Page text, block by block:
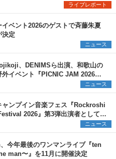
1st Oneman Live はじまりの夏
ライブレポート
ベント2026のゲストで斉藤朱夏
決定
ニュース
、DENIMSら出演、和歌山の
外イベント『PICNIC JAM 2026』
開始
ニュース
ャンプイン音楽フェス『Rockroshi
2026』第3弾出演者として
かりゆし58、Reiを発表
ニュース
今年最後のワンマンライブ『ten
man〜』を11月に開催決定